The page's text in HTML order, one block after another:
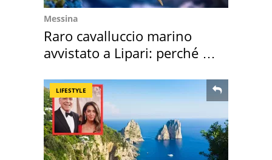
Messina
Raro cavalluccio marino
avvistato a Lipari: perché è
LIFESTYLE